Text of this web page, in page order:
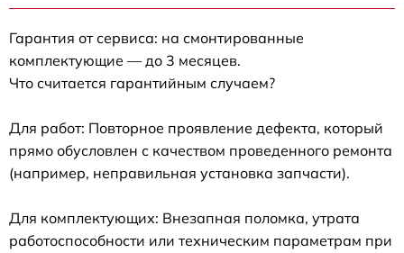
Гарантия от сервиса: на смонтированные
комплектующие — до 3 месяцев.
Что считается гарантийным случаем?
Для работ: Повторное проявление дефекта, который
прямо обусловлен с качеством проведенного ремонта
(например, неправильная установка запчасти).
Для комплектующих: Внезапная поломка, утрата
работоспособности или техническим параметрам при